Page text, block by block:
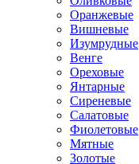
Оранжевые
Вишневые
Изумрудные
Венге
Ореховые
Янтарные
Сиреневые
Салатовые
Фиолетовые
Мятные
Золотые